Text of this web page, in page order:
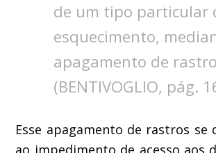
de um tipo particular
esquecimento,
apagamento de
(BENTIVOGLIO, pág.
Esse apagamento de rastros se
ao impedimento de acesso aos